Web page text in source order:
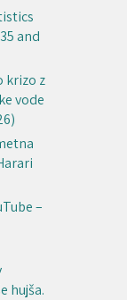
and
krizo z
vode
–
hujša.